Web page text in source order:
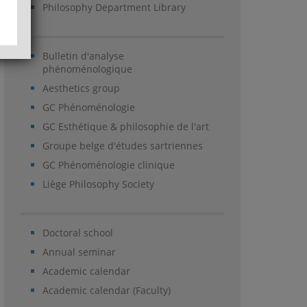
Philosophy Department Library
Bulletin d'analyse
phénoménologique
Aesthetics group
GC Phénoménologie
GC Esthétique & philosophie de l'art
Groupe belge d'études sartriennes
GC Phénoménologie clinique
Liège Philosophy Society
Doctoral school
Annual seminar
Academic calendar
Academic calendar (Faculty)